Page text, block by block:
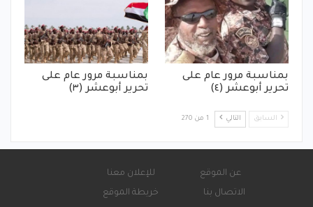
بمناسبة مرور عام على
تحرير أبوعشر (٤)
بمناسبة مرور عام على
تحرير أبوعشر (٣)
السابق التالي 1 من 270
عن الموقع
للإعلان معنا
الاتصال بنا
خريطة الموقع